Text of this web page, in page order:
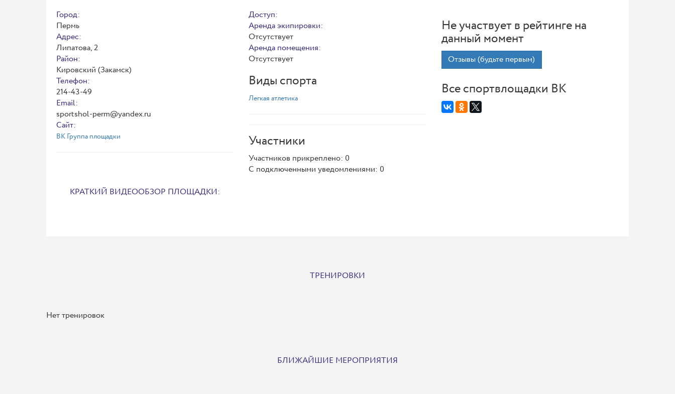
Город:
Пермь
Адрес:
Липатова, 2
Район:
Кировский (Закамск)
Телефон:
214-43-49
Email:
sportshol-perm@yandex.ru
Сайт:
ВК Группа площадки
КРАТКИЙ ВИДЕООБЗОР ПЛОЩАДКИ:
Доступ:
Аренда экипировки:
Отсутствует
Аренда помещения:
Отсутствует
Виды спорта
Легкая атлетика
Участники
Участников прикреплено: 0
С подключенными уведомлениями: 0
Не участвует в рейтинге на
данный момент
Отзывы (будьте первым)
Все спортвлощадки ВК
ТРЕНИРОВКИ
Нет тренировок
БЛИЖАЙШИЕ МЕРОПРИЯТИЯ